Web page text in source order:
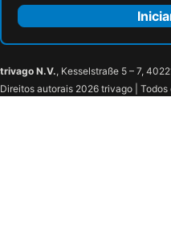
trivago N.V., Kesselstraße 5 – 7,
Direitos autorais 2026 trivago | Todos